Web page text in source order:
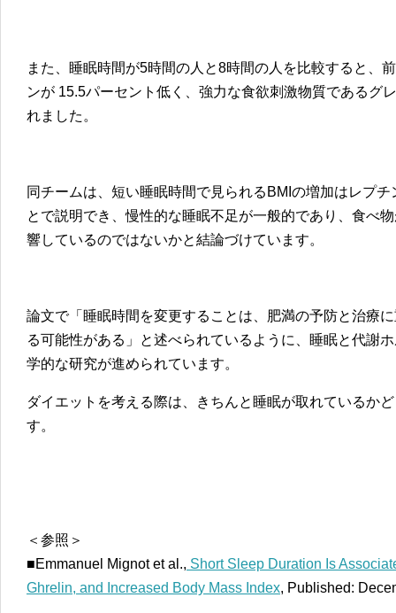
また、睡眠時間が5時間の人と8時間の人を比較すると、
ンが 15.5パーセント低く、強力な食欲刺激物質であるグ
れました。
同チームは、短い睡眠時間で見られるBMIの増加はレプ
とで説明でき、慢性的な睡眠不足が一般的であり、食べ
響しているのではないかと結論づけています。
論文で「睡眠時間を変更することは、肥満の予防と治療
る可能性がある」と述べられているように、睡眠と代謝
学的な研究が進められています。
ダイエットを考える際は、きちんと睡眠が取れているか
す。
＜参照＞
■Emmanuel Mignot et al., Short Sleep Duration Is
Ghrelin, and Increased Body Mass Index, Published: